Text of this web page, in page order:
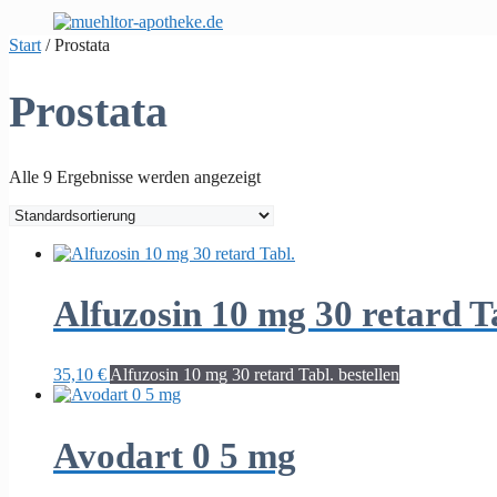
Inhalt
springen
Start / Prostata
Prostata
Alle 9 Ergebnisse werden angezeigt
Alfuzosin 10 mg 30 retard
35,10 € Alfuzosin 10 mg 30 retard Tabl. bestellen
Avodart 0 5 mg